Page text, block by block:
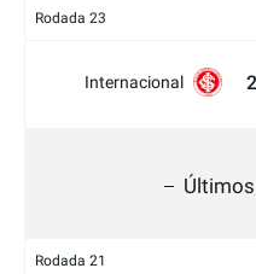
Rodada 23
Internacional
Rodada 21